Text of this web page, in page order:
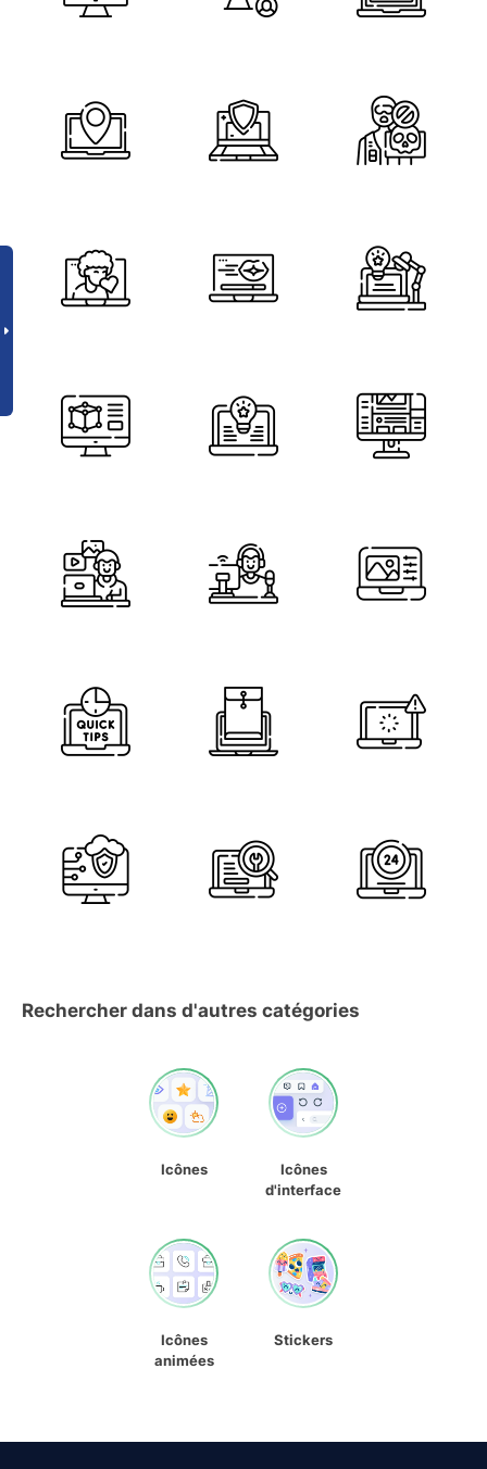
Rechercher dans d'autres catégories
Icônes
Icônes
d'interface
Icônes
animées
Stickers